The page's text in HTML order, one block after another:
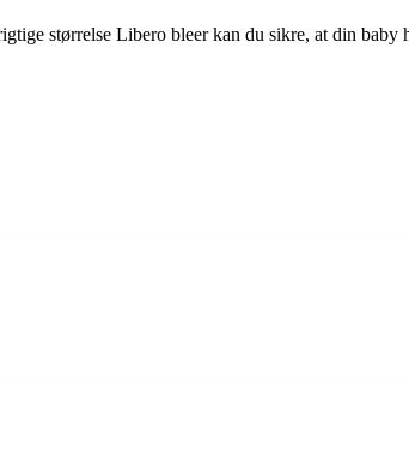
størrelse Libero bleer kan du sikre, at din baby